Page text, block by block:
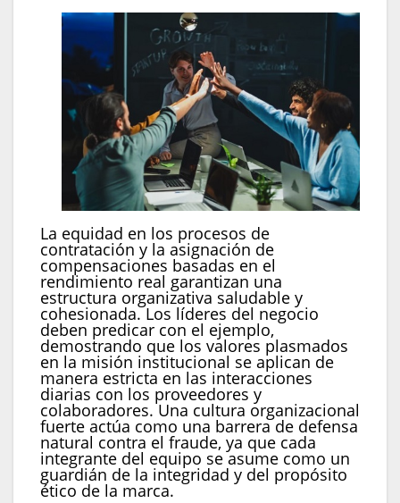
La equidad en los procesos de
contratación y la asignación de
compensaciones basadas en el
rendimiento real garantizan una
estructura organizativa saludable y
cohesionada. Los líderes del negocio
deben predicar con el ejemplo,
demostrando que los valores plasmados
en la misión institucional se aplican de
manera estricta en las interacciones
diarias con los proveedores y
colaboradores. Una cultura organizacional
fuerte actúa como una barrera de defensa
natural contra el fraude, ya que cada
integrante del equipo se asume como un
guardián de la integridad y del propósito
ético de la marca.